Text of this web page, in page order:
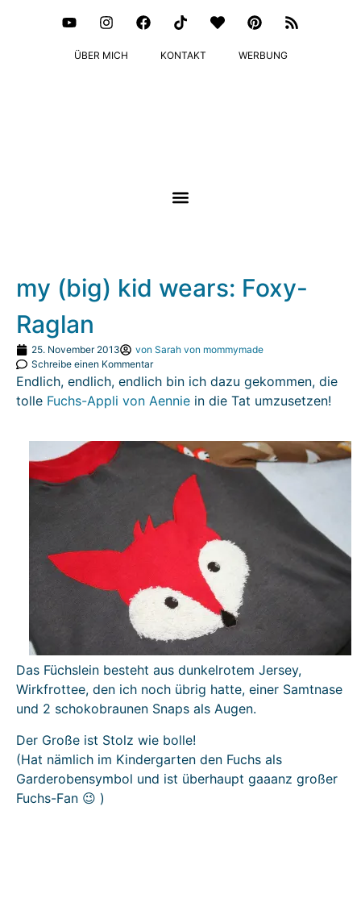
ÜBER MICH KONTAKT WERBUNG
my (big) kid wears: Foxy-
Raglan
25. November 2013 von Sarah von mommymade
Schreibe einen Kommentar
Endlich, endlich, endlich bin ich dazu gekommen, die
tolle Fuchs-Appli von Aennie in die Tat umzusetzen!
Das Füchslein besteht aus dunkelrotem Jersey,
Wirkfrottee, den ich noch übrig hatte, einer Samtnase
und 2 schokobraunen Snaps als Augen.
Der Große ist Stolz wie bolle!
(Hat nämlich im Kindergarten den Fuchs als
Garderobensymbol und ist überhaupt gaaanz großer
Fuchs-Fan 😉 )